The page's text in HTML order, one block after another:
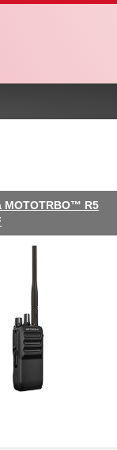
MOTOTRBO™ R5